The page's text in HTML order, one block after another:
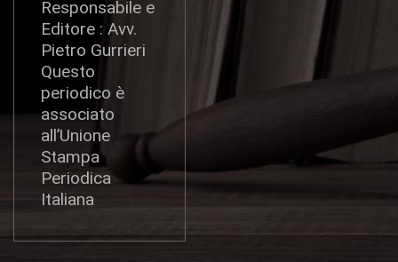
Responsabile e
Editore : Avv.
Pietro Gurrieri
Questo
periodico è
associato
all’Unione
Stampa
Periodica
Italiana